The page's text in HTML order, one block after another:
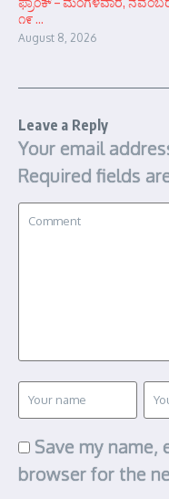
೧೯ ...
August 8, 2026
Leave a Reply
Your email
Required fields
Save my
browser for the